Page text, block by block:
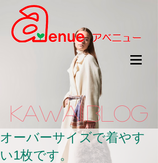
kawaii.BLOG
オーバーサイズで着やす
い1枚です。